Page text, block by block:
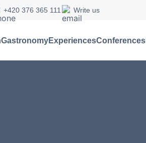
+420 376 365 111 Write us
GastronomyExperiencesConferences